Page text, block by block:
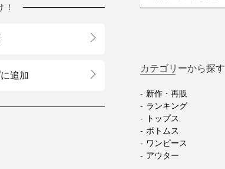
追加
カテゴリーから探す
新作・再販
ランキング
トップス
ボトムス
ワンピース
アウター